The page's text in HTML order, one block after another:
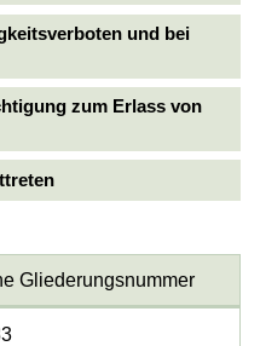
und bei
zum Erlass von
Gliederungsnummer